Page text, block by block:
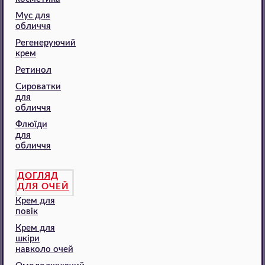
Мус для
обличчя
Регенеруючий
крем
Ретинол
Сироватки
для
обличчя
Флюїди
для
обличчя
ДОГЛЯД
ДЛЯ ОЧЕЙ
Крем для
повік
Крем для
шкіри
навколо очей